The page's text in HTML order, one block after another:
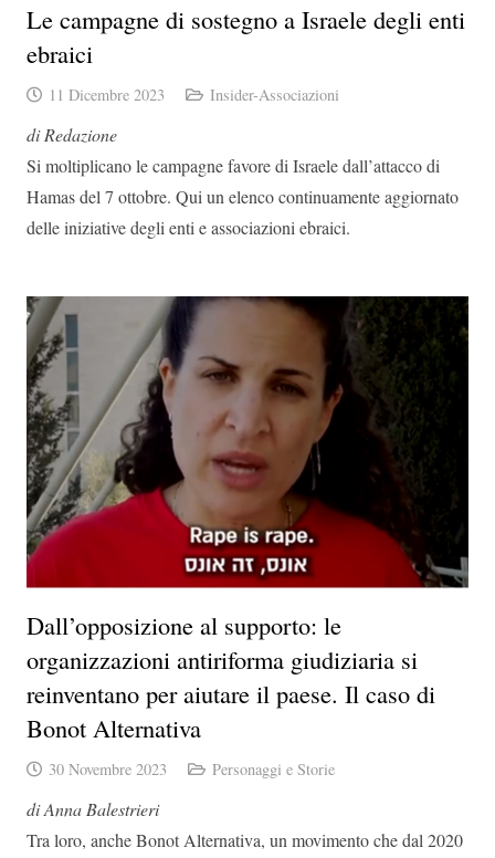
Le campagne di sostegno a Israele degli enti
ebraici
11 Dicembre 2023 Insider-Associazioni
di Redazione
Si moltiplicano le campagne favore di Israele dall’attacco di
Hamas del 7 ottobre. Qui un elenco continuamente aggiornato
delle iniziative degli enti e associazioni ebraici.
Dall’opposizione al supporto: le
organizzazioni antiriforma giudiziaria si
reinventano per aiutare il paese. Il caso di
Bonot Alternativa
30 Novembre 2023 Personaggi e Storie
di Anna Balestrieri
Tra loro, anche Bonot Alternativa, un movimento che dal 2020